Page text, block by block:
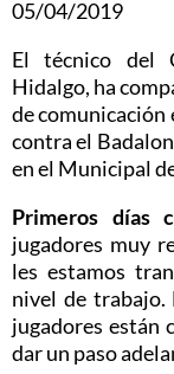
05/04/2019
El técnico del
Hidalgo, ha
de comunicación
contra el
en el Municipal
Primeros días
jugadores muy
les estamos
nivel de trabajo.
jugadores están
dar un paso